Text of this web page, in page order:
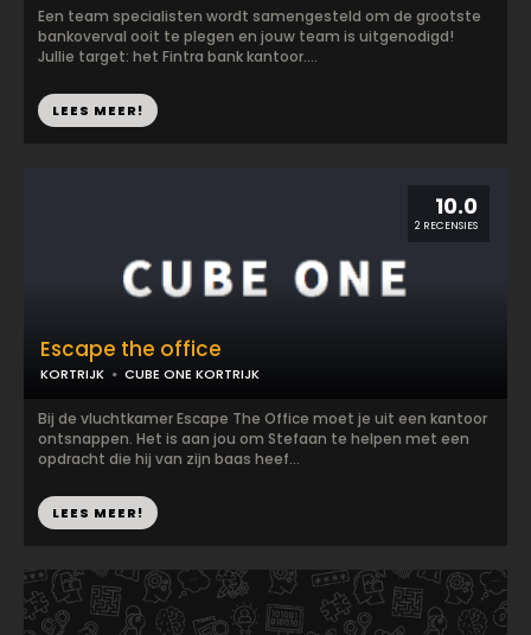
Een team specialisten wordt samengesteld om de grootste
bankoverval ooit te plegen en jouw team is uitgenodigd!
Jullie target: het Fintra bank kantoor....
LEES MEER!
10.0
2 RECENSIES
Escape the office
KORTRIJK CUBE ONE KORTRIJK
Bij de vluchtkamer Escape The Office moet je uit een kantoor
ontsnappen. Het is aan jou om Stefaan te helpen met een
opdracht die hij van zijn baas heef...
LEES MEER!